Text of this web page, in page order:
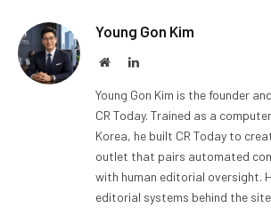
Young Gon Kim
WebsiteLinkedIn
Young Gon Kim is the founder
CR Today. Trained as a
Korea, he built CR Today to
outlet that pairs automated
with human editorial oversight.
editorial systems behind the